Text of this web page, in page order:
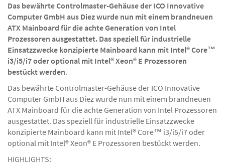
Das bewährte Controlmaster-Gehäuse der ICO Innovative
Computer GmbH aus Diez wurde nun mit einem brandneuen
ATX Mainboard für die achte Generation von Intel
Prozessoren ausgestattet. Das speziell für industrielle
Einsatzzwecke konzipierte Mainboard kann mit Intel® Core™
i3/i5/i7 oder optional mit Intel® Xeon® E Prozessoren
bestückt werden.
Das bewährte Controlmaster-Gehäuse der ICO Innovative
Computer GmbH aus Diez wurde nun mit einem brandneuen
ATX Mainboard für die achte Generation von Intel Prozessoren
ausgestattet. Das speziell für industrielle Einsatzzwecke
konzipierte Mainboard kann mit Intel® Core™ i3/i5/i7 oder
optional mit Intel® Xeon® E Prozessoren bestückt werden.
HIGHLIGHTS: